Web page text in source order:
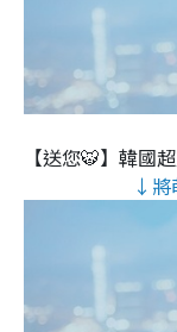
【送您🐯】韓國
↓將